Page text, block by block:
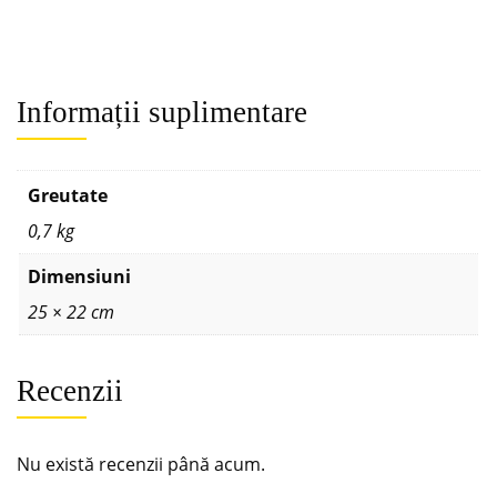
Informații suplimentare
Greutate
0,7 kg
Dimensiuni
25 × 22 cm
Recenzii
Nu există recenzii până acum.